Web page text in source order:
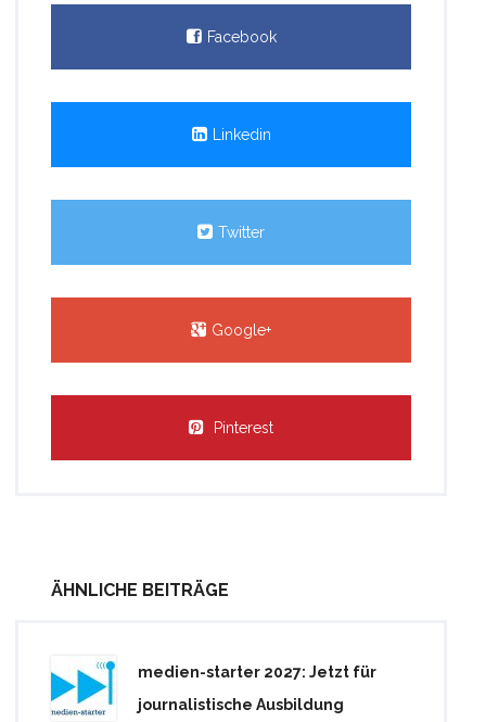
Facebook
Linkedin
Twitter
Google+
Pinterest
ÄHNLICHE BEITRÄGE
medien-starter 2027: Jetzt für
journalistische Ausbildung